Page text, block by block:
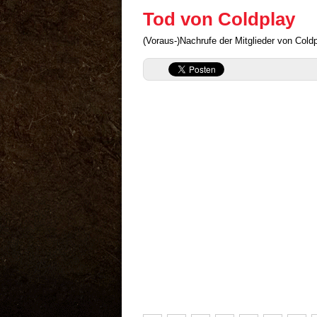
Tod von Coldplay
(Voraus-)Nachrufe der Mitglieder von